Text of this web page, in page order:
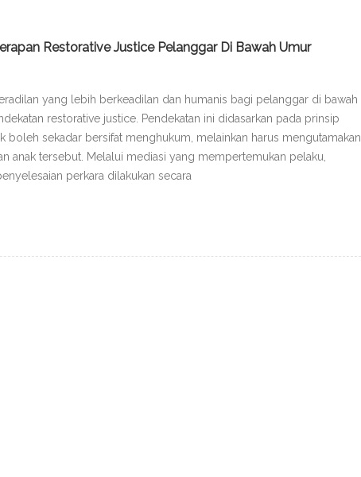
Restorative Justice Pelanggar Di Bawah Umur
yang lebih berkeadilan dan humanis bagi pelanggar di bawah
restorative justice. Pendekatan ini didasarkan pada prinsip
boleh sekadar bersifat menghukum, melainkan harus mengutamakan
anak tersebut. Melalui mediasi yang mempertemukan pelaku,
perkara dilakukan secara